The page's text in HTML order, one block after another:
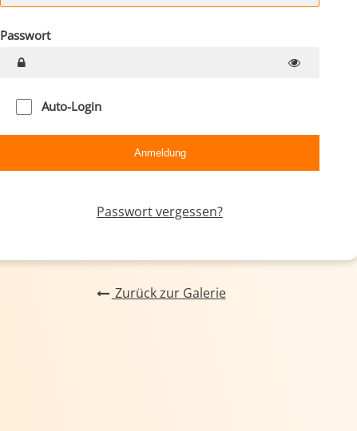
Passwort
Auto-Login
Passwort vergessen?
Zurück zur Galerie